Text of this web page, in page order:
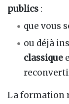
publics :
que vous
ou déjà
classique
La formation